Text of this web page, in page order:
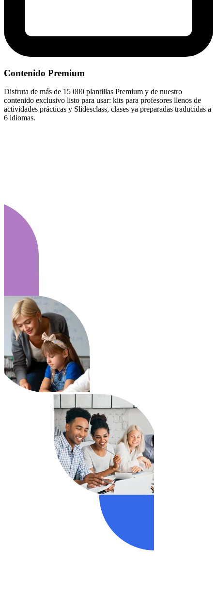
Contenido Premium
Disfruta de más de 15 000 plantillas Premium y de nuestro
contenido exclusivo listo para usar: kits para profesores llenos de
actividades prácticas y Slidesclass, clases ya preparadas traducidas a
6 idiomas.